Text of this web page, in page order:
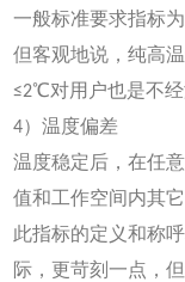
一般标准要求指标
但客观地说，纯高
≤2℃对用户也是不经
4）温度偏差
温度稳定后，在任
值和工作空间内其
此指标的定义和称
际，更苛刻一点，